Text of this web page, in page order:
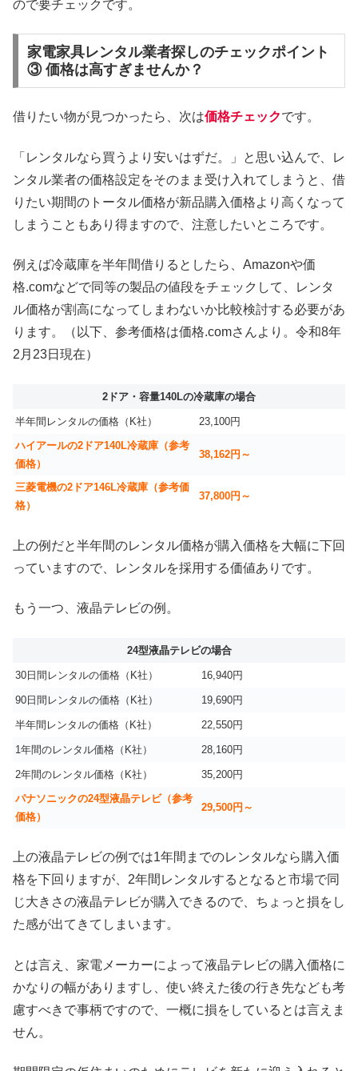
ので要チェックです。
家電家具レンタル業者探しのチェックポイント
③ 価格は高すぎませんか？
借りたい物が見つかったら、次は価格チェックです。
「レンタルなら買うより安いはずだ。」と思い込んで、レ
ンタル業者の価格設定をそのまま受け入れてしまうと、借
りたい期間のトータル価格が新品購入価格より高くなって
しまうこともあり得ますので、注意したいところです。
例えば冷蔵庫を半年間借りるとしたら、Amazonや価
格.comなどで同等の製品の値段をチェックして、レンタ
ル価格が割高になってしまわないか比較検討する必要があ
ります。（以下、参考価格は価格.comさんより。令和8年
2月23日現在）
2ドア・容量140Lの冷蔵庫の場合
半年間レンタルの価格（K社）
23,100円
ハイアールの2ドア140L冷蔵庫（参考
価格）
38,162円～
三菱電機の2ドア146L冷蔵庫（参考価
格）
37,800円～
上の例だと半年間のレンタル価格が購入価格を大幅に下回
っていますので、レンタルを採用する価値ありです。
もう一つ、液晶テレビの例。
24型液晶テレビの場合
30日間レンタルの価格（K社） 16,940円
90日間レンタルの価格（K社） 19,690円
半年間レンタルの価格（K社） 22,550円
1年間のレンタル価格（K社） 28,160円
2年間のレンタル価格（K社）
35,200円
パナソニックの24型液晶テレビ（参考
価格）
29,500円～
上の液晶テレビの例では1年間までのレンタルなら購入価
格を下回りますが、2年間レンタルするとなると市場で同
じ大きさの液晶テレビが購入できるので、ちょっと損をし
た感が出てきてしまいます。
とは言え、家電メーカーによって液晶テレビの購入価格に
かなりの幅がありますし、使い終えた後の行き先なども考
慮すべきで事柄ですので、一概に損をしているとは言えま
せん。